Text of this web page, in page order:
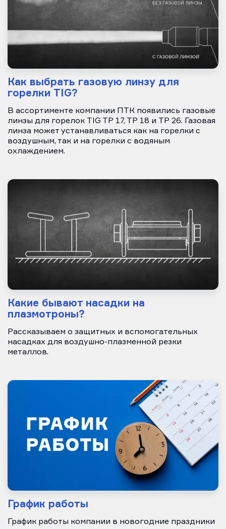
Как выбрать газовую линзу для
горелки TIG?
В ассортименте компании ПТК появились газовые
линзы для горелок TIG TP 17, TP 18 и TP 26. Газовая
линза может устанавливаться как на горелки с
воздушным, так и на горелки с водяным
охлаждением.
Какие бывают насадки на
плазмотроны?
Рассказываем о защитных и вспомогательных
насадках для воздушно-плазменной резки
металлов.
График работы
График работы компании в новогодние праздники